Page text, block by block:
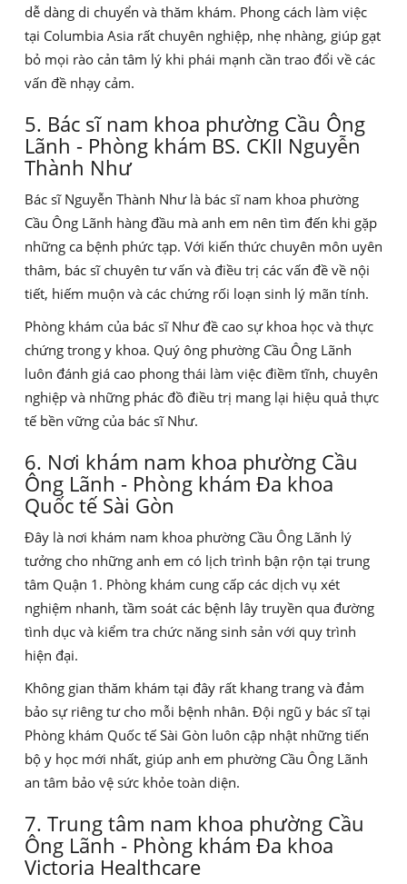
dễ dàng di chuyển và thăm khám. Phong cách làm việc
tại Columbia Asia rất chuyên nghiệp, nhẹ nhàng, giúp gạt
bỏ mọi rào cản tâm lý khi phái mạnh cần trao đổi về các
vấn đề nhạy cảm.
5. Bác sĩ nam khoa phường Cầu Ông
Lãnh - Phòng khám BS. CKII Nguyễn
Thành Như
Bác sĩ Nguyễn Thành Như là bác sĩ nam khoa phường
Cầu Ông Lãnh hàng đầu mà anh em nên tìm đến khi gặp
những ca bệnh phức tạp. Với kiến thức chuyên môn uyên
thâm, bác sĩ chuyên tư vấn và điều trị các vấn đề về nội
tiết, hiếm muộn và các chứng rối loạn sinh lý mãn tính.
Phòng khám của bác sĩ Như đề cao sự khoa học và thực
chứng trong y khoa. Quý ông phường Cầu Ông Lãnh
luôn đánh giá cao phong thái làm việc điềm tĩnh, chuyên
nghiệp và những phác đồ điều trị mang lại hiệu quả thực
tế bền vững của bác sĩ Như.
6. Nơi khám nam khoa phường Cầu
Ông Lãnh - Phòng khám Đa khoa
Quốc tế Sài Gòn
Đây là nơi khám nam khoa phường Cầu Ông Lãnh lý
tưởng cho những anh em có lịch trình bận rộn tại trung
tâm Quận 1. Phòng khám cung cấp các dịch vụ xét
nghiệm nhanh, tầm soát các bệnh lây truyền qua đường
tình dục và kiểm tra chức năng sinh sản với quy trình
hiện đại.
Không gian thăm khám tại đây rất khang trang và đảm
bảo sự riêng tư cho mỗi bệnh nhân. Đội ngũ y bác sĩ tại
Phòng khám Quốc tế Sài Gòn luôn cập nhật những tiến
bộ y học mới nhất, giúp anh em phường Cầu Ông Lãnh
an tâm bảo vệ sức khỏe toàn diện.
7. Trung tâm nam khoa phường Cầu
Ông Lãnh - Phòng khám Đa khoa
Victoria Healthcare